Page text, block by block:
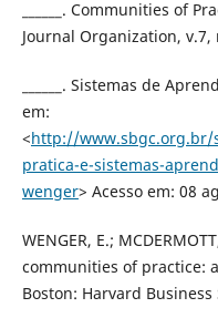
______. Communities of
Journal Organization, v.7,
______. Sistemas de
em:
<http://www.sbgc.org.br/
pratica-e-sistemas-
wenger> Acesso em: 08
WENGER, E.;
communities of practice:
Boston: Harvard Business